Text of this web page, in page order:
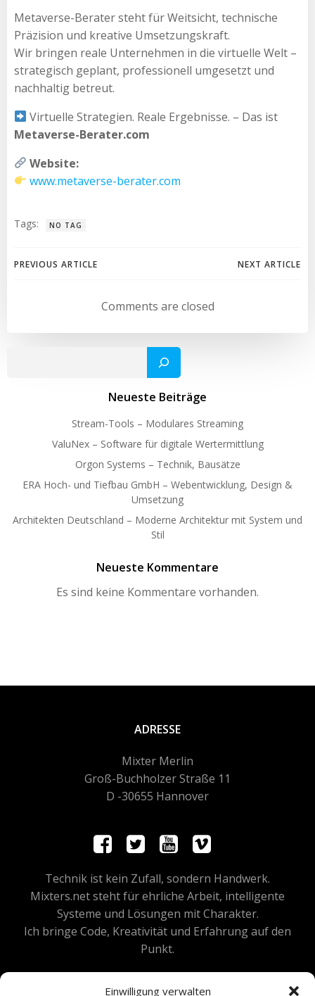
Einwilligung verwalten
Metaverse-Berater steht für Weitsicht, technische
Präzision und kreative Umsetzungskraft.
Wir bringen reale Unternehmen in die virtuelle Welt –
strategisch geplant, professionell umgesetzt und
nachhaltig betreut.
Virtuelle Strategien. Reale Ergebnisse. – Das ist
Metaverse-Berater.com
Website:
www.metaverse-berater.com
Tags: NO TAG
Post
navigation
PREVIOUS ARTICLE
navigation
NEXT ARTICLE
Comments are closed
Neueste Beiträge
Stream-Tools – Modulares Streaming
ValuNex – Software für digitale Wertermittlung
Orgon Systems – Technik, Bausätze
ERA Hoch- und Tiefbau GmbH – Webentwicklung, Design &
Umsetzung
Architekten Deutschland – Moderne Architektur mit System und
Stil
Neueste Kommentare
Es sind keine Kommentare vorhanden.
ADRESSE
Mixter Merlin
Groß-Buchholzer Straße 11
D -30655 Hannover
Technik ist kein Zufall, sondern Handwerk.
Mixters.net steht für ehrliche Arbeit, intelligente
Systeme und Lösungen mit Charakter.
Ich bringe Code, Kreativität und Erfahrung auf den
Punkt.